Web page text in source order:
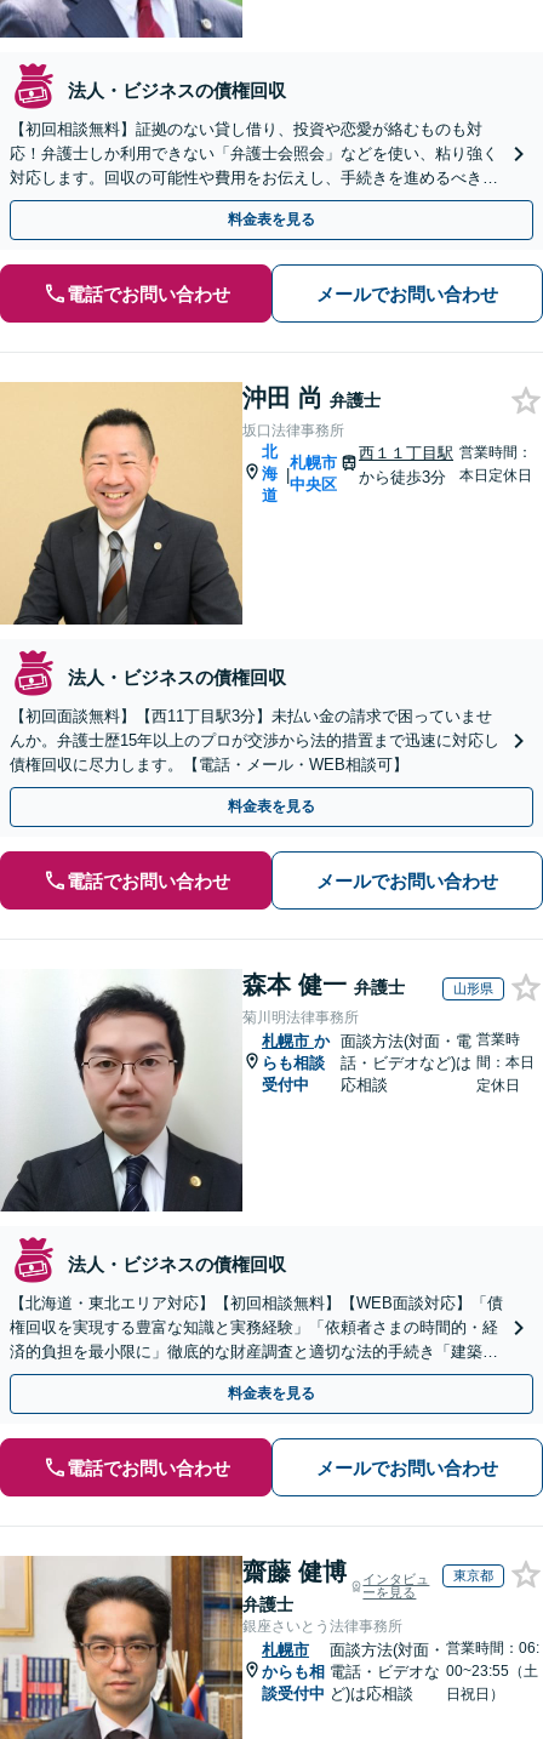
法人・ビジネスの債権回収
【初回相談無料】証拠のない貸し借り、投資や恋愛が絡むものも対
応！弁護士しか利用できない「弁護士会照会」などを使い、粘り強く
対応します。回収の可能性や費用をお伝えし、手続きを進めるべきか
否か、アドバイス【休日・夜間相談可】【西11丁目駅5分】
料金表を見る
電話でお問い合わせ メールでお問い合わせ
沖田 尚 弁護士
坂口法律事務所
北
海
道
|
札幌市
中央区
西１１丁目駅
から徒歩3分
営業時間：
本日定休日
法人・ビジネスの債権回収
【初回面談無料】【西11丁目駅3分】未払い金の請求で困っていませ
んか。弁護士歴15年以上のプロが交渉から法的措置まで迅速に対応し
債権回収に尽力します。【電話・メール・WEB相談可】
料金表を見る
電話でお問い合わせ メールでお問い合わせ
森本 健一 弁護士 山形県
菊川明法律事務所
札幌市 か
らも相談
受付中
面談方法(対面・電
話・ビデオなど)は
応相談
営業時
間：本日
定休日
法人・ビジネスの債権回収
【北海道・東北エリア対応】【初回相談無料】【WEB面談対応】「債
権回収を実現する豊富な知識と実務経験」「依頼者さまの時間的・経
済的負担を最小限に」徹底的な財産調査と適切な法的手続き「建築会
社、食品会社、不動産オーナー」【休日・夜間相談可】
料金表を見る
電話でお問い合わせ メールでお問い合わせ
齋藤 健博
弁護士
インタビュ
ーを見る
東京都
銀座さいとう法律事務所
札幌市
からも相
談受付中
面談方法(対面・
電話・ビデオな
ど)は応相談
営業時間：06:
00~23:55（土
日祝日）